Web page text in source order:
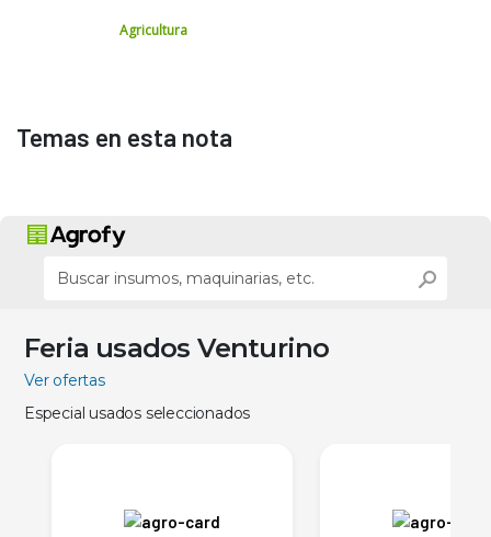
Agricultura
Temas en esta nota
Feria usados Venturino
Ver ofertas
Especial usados seleccionados